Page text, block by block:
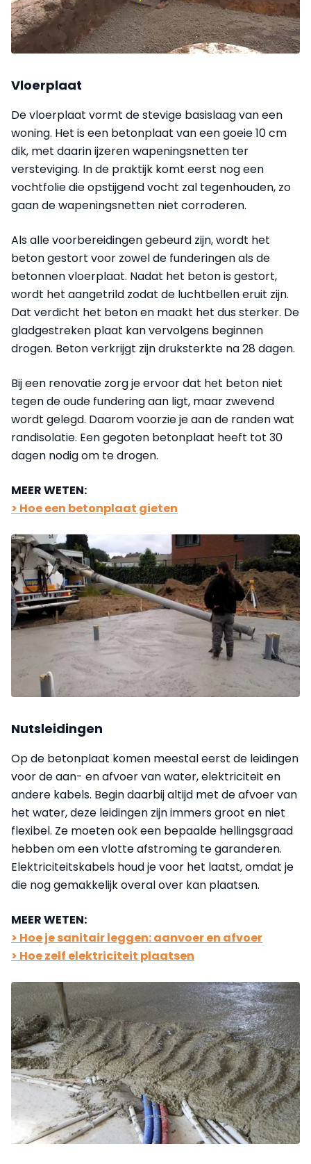
Vloerplaat
De vloerplaat vormt de stevige basislaag van een
woning. Het is een betonplaat van een goeie 10 cm
dik, met daarin ijzeren wapeningsnetten ter
versteviging. In de praktijk komt eerst nog een
vochtfolie die opstijgend vocht zal tegenhouden, zo
gaan de wapeningsnetten niet corroderen.
Als alle voorbereidingen gebeurd zijn, wordt het
beton gestort voor zowel de funderingen als de
betonnen vloerplaat. Nadat het beton is gestort,
wordt het aangetrild zodat de luchtbellen eruit zijn.
Dat verdicht het beton en maakt het dus sterker. De
gladgestreken plaat kan vervolgens beginnen
drogen. Beton verkrijgt zijn druksterkte na 28 dagen.
Bij een renovatie zorg je ervoor dat het beton niet
tegen de oude fundering aan ligt, maar zwevend
wordt gelegd. Daarom voorzie je aan de randen wat
randisolatie. Een gegoten betonplaat heeft tot 30
dagen nodig om te drogen.
MEER WETEN:
> Hoe een betonplaat gieten
Nutsleidingen
Op de betonplaat komen meestal eerst de leidingen
voor de aan- en afvoer van water, elektriciteit en
andere kabels. Begin daarbij altijd met de afvoer van
het water, deze leidingen zijn immers groot en niet
flexibel. Ze moeten ook een bepaalde hellingsgraad
hebben om een vlotte afstroming te garanderen.
Elektriciteitskabels houd je voor het laatst, omdat je
die nog gemakkelijk overal over kan plaatsen.
MEER WETEN:
> Hoe je sanitair leggen: aanvoer en afvoer
> Hoe zelf elektriciteit plaatsen